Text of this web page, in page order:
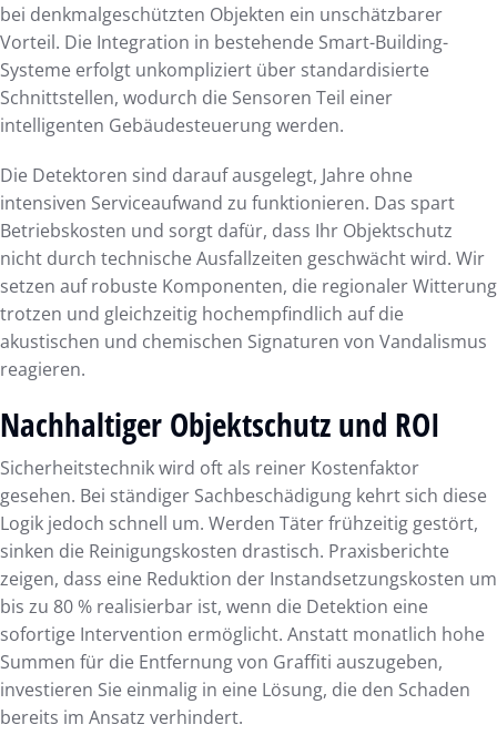
bei denkmalgeschützten Objekten ein unschätzbarer
Vorteil. Die Integration in bestehende Smart-Building-
Systeme erfolgt unkompliziert über standardisierte
Schnittstellen, wodurch die Sensoren Teil einer
intelligenten Gebäudesteuerung werden.
Die Detektoren sind darauf ausgelegt, Jahre ohne
intensiven Serviceaufwand zu funktionieren. Das spart
Betriebskosten und sorgt dafür, dass Ihr Objektschutz
nicht durch technische Ausfallzeiten geschwächt wird. Wir
setzen auf robuste Komponenten, die regionaler Witterung
trotzen und gleichzeitig hochempfindlich auf die
akustischen und chemischen Signaturen von Vandalismus
reagieren.
Nachhaltiger Objektschutz und ROI
Sicherheitstechnik wird oft als reiner Kostenfaktor
gesehen. Bei ständiger Sachbeschädigung kehrt sich diese
Logik jedoch schnell um. Werden Täter frühzeitig gestört,
sinken die Reinigungskosten drastisch. Praxisberichte
zeigen, dass eine Reduktion der Instandsetzungskosten um
bis zu 80 % realisierbar ist, wenn die Detektion eine
sofortige Intervention ermöglicht. Anstatt monatlich hohe
Summen für die Entfernung von Graffiti auszugeben,
investieren Sie einmalig in eine Lösung, die den Schaden
bereits im Ansatz verhindert.